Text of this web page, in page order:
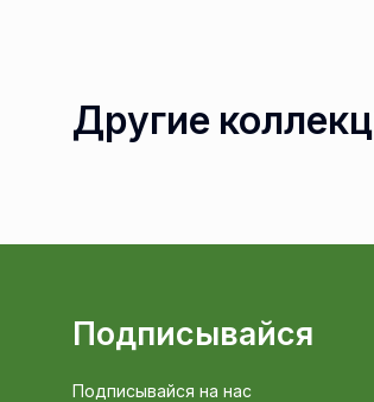
Другие
Подписывайся
Подписывайся на нас